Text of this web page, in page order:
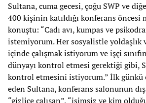
Sultana, cuma gecesi, çoğu SWP ve
400 kişinin katıldığı konferans öncesi
konuştu: “Cadı avı, kumpas ve
istemiyorum. Her sosyalistle yoldaşlık
içinde çalışmak istiyorum ve işçi
dünyayı kontrol etmesi gerektiği gibi,
kontrol etmesini istiyorum.” İlk günkü
eden Sultana, konferans salonunun
“gizlice çalışan”, “isimsiz ve kim